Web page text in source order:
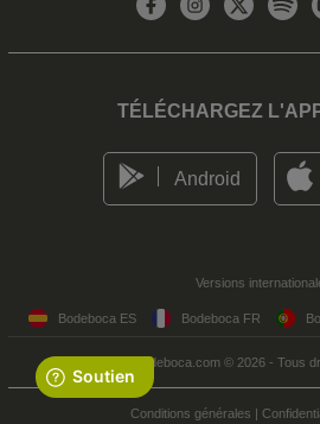
TÉLÉCHARGEZ
Android
Versions
Bodeboca ES Bodeboca FR
Bodeboca.com © 2026 - Tous
Conditions générales |